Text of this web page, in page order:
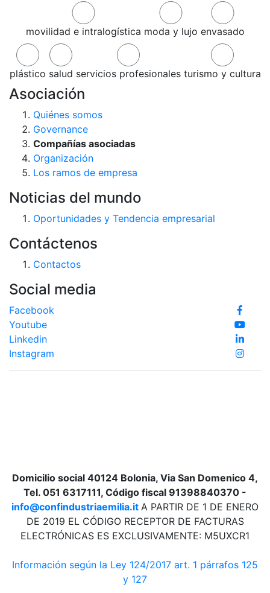
movilidad e intralogística moda y lujo envasado
plástico salud servicios profesionales turismo y cultura
Asociación
Quiénes somos
Governance
Compañías asociadas
Organización
Los ramos de empresa
Noticias del mundo
Oportunidades y Tendencia empresarial
Contáctenos
Contactos
Social media
Facebook
Youtube
Linkedin
Instagram
Domicilio social 40124 Bolonia, Via San Domenico 4,
Tel. 051 6317111, Código fiscal 91398840370 -
info@confindustriaemilia.it A PARTIR DE 1 DE ENERO
DE 2019 EL CÓDIGO RECEPTOR DE FACTURAS
ELECTRÓNICAS ES EXCLUSIVAMENTE: M5UXCR1
Información según la Ley 124/2017 art. 1 párrafos 125
y 127